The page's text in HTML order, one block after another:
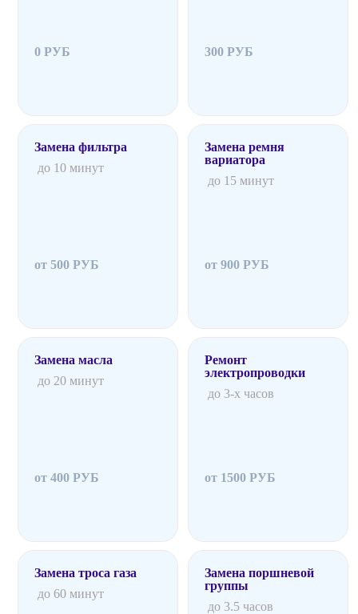
0 РУБ 300 РУБ
Замена фильтра
до 10 минут
от 500 РУБ
Замена ремня
вариатора
до 15 минут
от 900 РУБ
Замена масла
до 20 минут
от 400 РУБ
Ремонт
электропроводки
до 3-х часов
от 1500 РУБ
Замена троса газа
до 60 минут
Замена поршневой
группы
до 3.5 часов